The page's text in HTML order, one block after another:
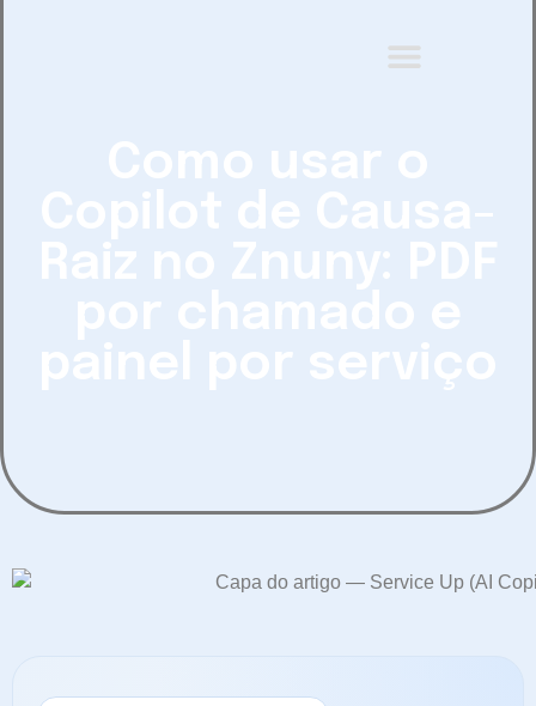
Como usar o
Copilot de Causa-
Raiz no Znuny: PDF
por chamado e
painel por serviço